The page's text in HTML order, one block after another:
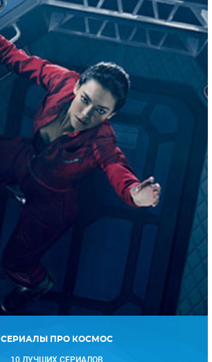
СЕРИАЛЫ ПРО КОСМОС